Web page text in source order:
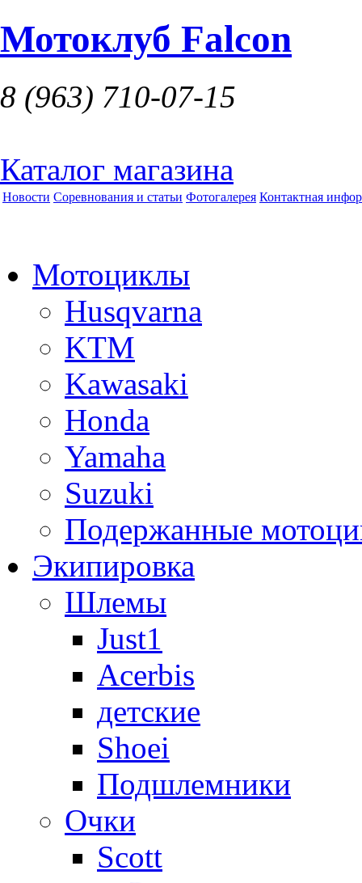
Мотоклуб Falcon
8 (963) 710-07-15
Каталог магазина
Новости Соревнования и статьи Фотогалерея Контактная
Мотоциклы
Husqvarna
KTM
Kawasaki
Honda
Yamaha
Suzuki
Подержанные
Экипировка
Шлемы
Just1
Acerbis
детские
Shoei
Подшлемники
Очки
Scott